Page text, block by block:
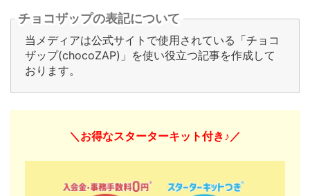
チョコザップの表記について
当メディアは公式サイトで使用されている「チョコ
ザップ(chocoZAP)」を使い役立つ記事を作成して
おります。
＼お得なスターターキット付き♪／